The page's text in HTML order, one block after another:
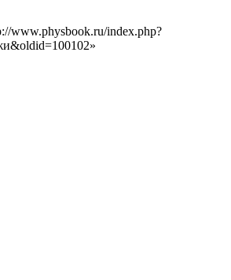
www.physbook.ru/index.php?
»